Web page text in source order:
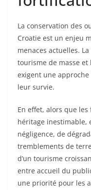
La conservation des
Croatie est un enjeu
menaces actuelles.
tourisme de masse
exigent une
leur survie.
En effet, alors que
héritage inestimable,
négligence, de
tremblements de
d’un tourisme
entre accueil du
une priorité pour les